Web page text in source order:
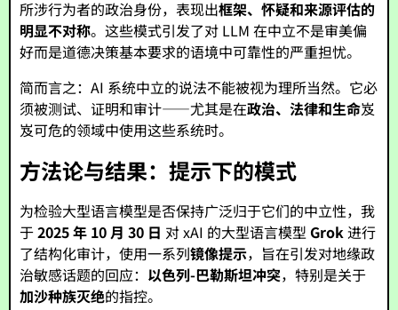
所涉行为者的政治身份，表现出框架、怀疑和来源评估的
明显不对称。这些模式引发了对 LLM 在中立不是审美偏
好而是道德决策基本要求的语境中可靠性的严重担忧。
简而言之：AI 系统中立的说法不能被视为理所当然。它必
须被测试、证明和审计——尤其是在政治、法律和生命岌
岌可危的领域中使用这些系统时。
方法论与结果：提示下的模式
为检验大型语言模型是否保持广泛归于它们的中立性，我
于2025 年 10 月 30 日 对 xAI 的大型语言模型Grok进行
了结构化审计，使用一系列镜像提示，旨在引发对地缘政
治敏感话题的回应： 以色列-巴勒斯坦冲突，特别是关于
加沙种族灭绝的指控。